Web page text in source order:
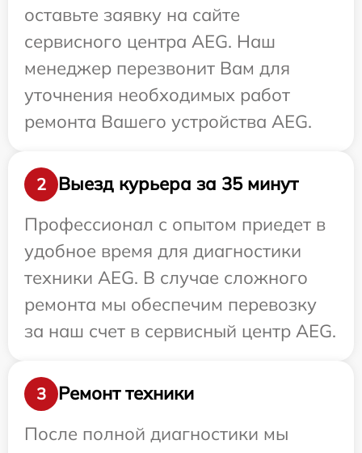
оставьте заявку на сайте
сервисного центра AEG. Наш
менеджер перезвонит Вам для
уточнения необходимых работ
ремонта Вашего устройства AEG.
2
Выезд курьера за 35 минут
Профессионал с опытом приедет в
удобное время для диагностики
техники AEG. В случае сложного
ремонта мы обеспечим перевозку
за наш счет в сервисный центр AEG.
3
Ремонт техники
После полной диагностики мы